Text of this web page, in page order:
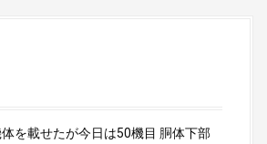
を載せたが今日は50機目 胴体下部